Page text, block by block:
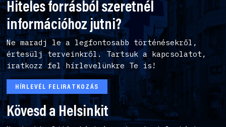
Hiteles forrásból szeretnél
információhoz jutni?
Ne maradj le a legfontosabb történésekről,
értesülj terveinkről. Tartsuk a kapcsolatot,
iratkozz fel hírlevelünkre Te is!
HÍRLEVÉL FELIRATKOZÁS
Kövesd a Helsinkit